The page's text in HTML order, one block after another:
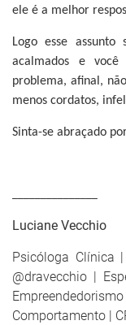
ele é a melhor
Logo esse
acalmados e
problema, afinal,
menos cordatos,
Sinta-se abraçado
Luciane Vecchio
Psicóloga Clínica
@dravecchio |
Comportamento |